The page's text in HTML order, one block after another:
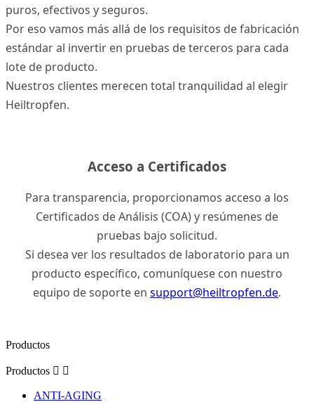
puros, efectivos y seguros.
Por eso vamos más allá de los requisitos de fabricación
estándar al invertir en pruebas de terceros para cada
lote de producto.
Nuestros clientes merecen total tranquilidad al elegir
Heiltropfen.
Acceso a Certificados
Para transparencia, proporcionamos acceso a los
Certificados de Análisis (COA) y resúmenes de
pruebas bajo solicitud.
Si desea ver los resultados de laboratorio para un
producto específico, comuníquese con nuestro
equipo de soporte en support@heiltropfen.de.
Productos
Productos  
ANTI-AGING